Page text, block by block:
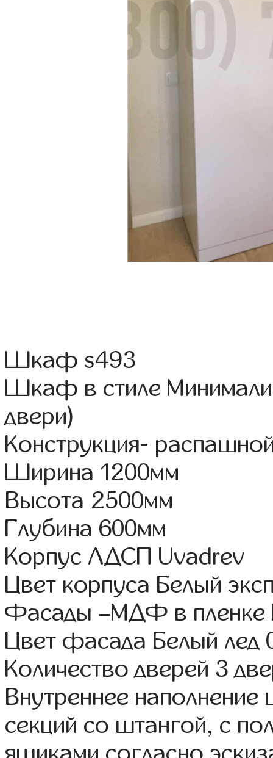
Шкаф s493
Шкаф в стиле
двери)
Конструкция-
Ширина 1200мм
Высота 2500мм
Глубина 600мм
Корпус ЛДСП Uvadrev
Цвет корпуса Белый
Фасады –МДФ в пленке
Цвет фасада Белый лед
Количество дверей 3
Внутреннее
секций со штангой, с